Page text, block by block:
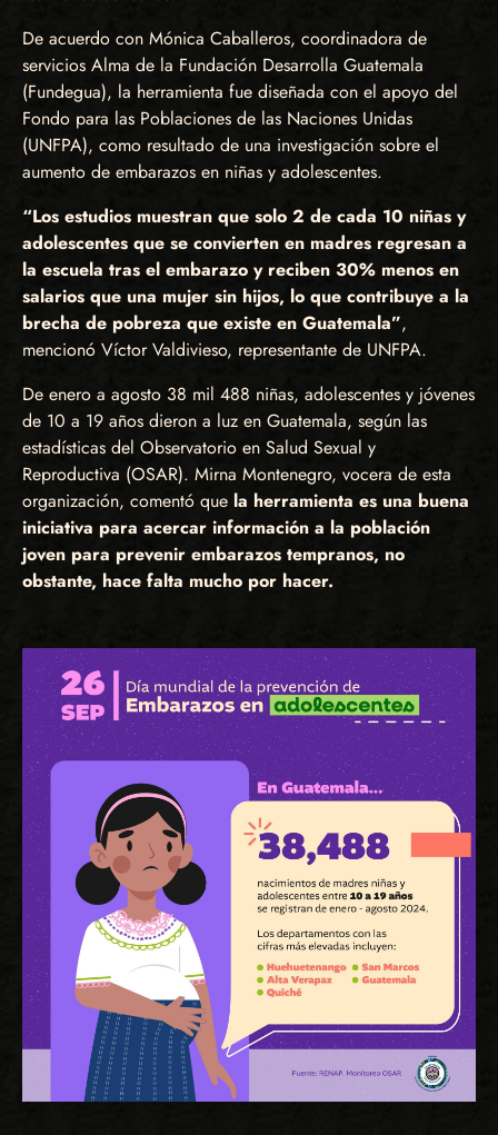
De acuerdo con Mónica Caballeros, coordinadora de
servicios Alma de la Fundación Desarrolla Guatemala
(Fundegua), la herramienta fue diseñada con el apoyo del
Fondo para las Poblaciones de las Naciones Unidas
(UNFPA), como resultado de una investigación sobre el
aumento de embarazos en niñas y adolescentes.
“Los estudios muestran que solo 2 de cada 10 niñas y
adolescentes que se convierten en madres regresan a
la escuela tras el embarazo y reciben 30% menos en
salarios que una mujer sin hijos, lo que contribuye a la
brecha de pobreza que existe en Guatemala”,
mencionó Víctor Valdivieso, representante de UNFPA.
De enero a agosto 38 mil 488 niñas, adolescentes y jóvenes
de 10 a 19 años dieron a luz en Guatemala, según las
estadísticas del Observatorio en Salud Sexual y
Reproductiva (OSAR). Mirna Montenegro, vocera de esta
organización, comentó que la herramienta es una buena
iniciativa para acercar información a la población
joven para prevenir embarazos tempranos, no
obstante, hace falta mucho por hacer.